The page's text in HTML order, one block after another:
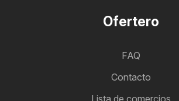
Ofertero
FAQ
Contacto
Lista de comercios